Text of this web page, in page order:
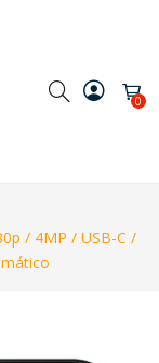
0
/ 4MP / USB-C /